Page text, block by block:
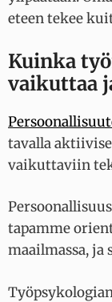
eteen tekee
Kuinka
vaikuttaa
tavalla
vaikuttaviin
tapamme
maailmassa, ja